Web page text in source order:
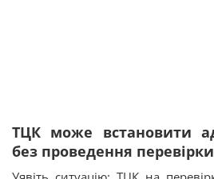
ТЦК може встановити
без проведення перевірки